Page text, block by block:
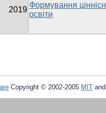
2019
Формування
освіти
Copyright © 2002-2005 MIT